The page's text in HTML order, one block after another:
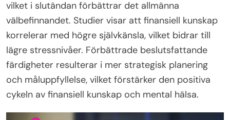
vilket i slutändan förbättrar det allmänna
välbefinnandet. Studier visar att finansiell kunskap
korrelerar med högre självkänsla, vilket bidrar till
lägre stressnivåer. Förbättrade beslutsfattande
färdigheter resulterar i mer strategisk planering
och måluppfyllelse, vilket förstärker den positiva
cykeln av finansiell kunskap och mental hälsa.